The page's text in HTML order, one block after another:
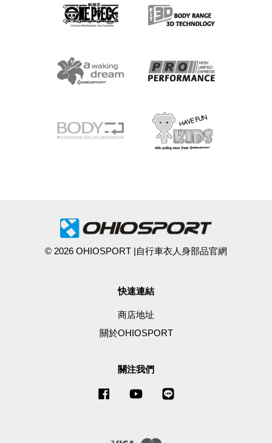
© 2026 OHIOSPORT |自行車衣人身部品官網
快速連結
商店地址
關於OHIOSPORT
關注我們
Facebook YouTube